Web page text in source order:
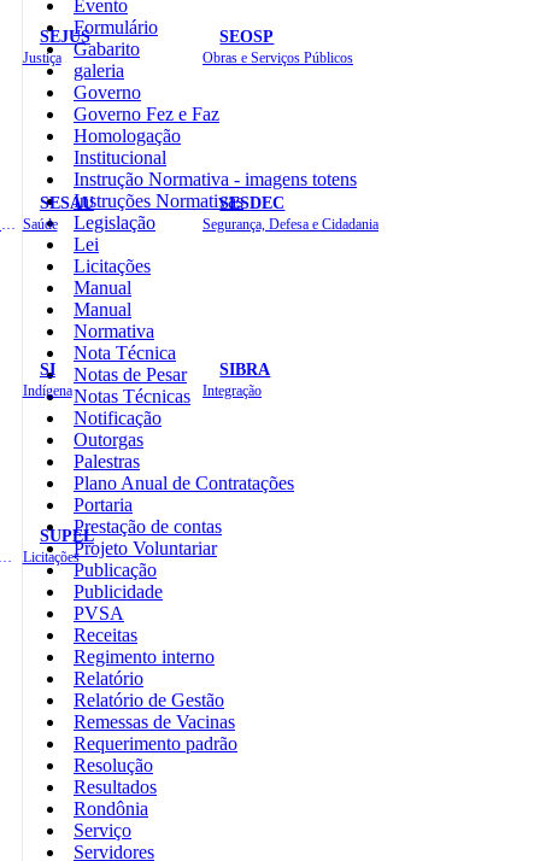
SEJUS
Justiça
SEOSP
Obras e Serviços Públicos
SESAU
Saúde
SESDEC
Segurança, Defesa e Cidadania
SI
Indígena
SIBRA
Integração
SUPEL
Licitações
Evento
Formulário
Gabarito
galeria
Governo
Governo Fez e Faz
Homologação
Institucional
Instrução Normativa - imagens totens
Instruções Normativas
Legislação
Lei
Licitações
Manual
Manual
Normativa
Nota Técnica
Notas de Pesar
Notas Técnicas
Notificação
Outorgas
Palestras
Plano Anual de Contratações
Portaria
Prestação de contas
Projeto Voluntariar
Publicação
Publicidade
PVSA
Receitas
Regimento interno
Relatório
Relatório de Gestão
Remessas de Vacinas
Requerimento padrão
Resolução
Resultados
Rondônia
Serviço
Servidores